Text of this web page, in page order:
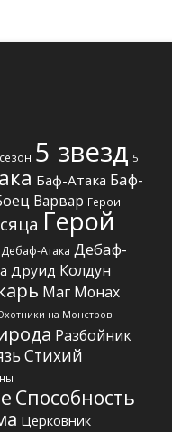
5 звезд 5
Баф-Атака Баф-
Варвар Герои
Герой
Дебаф-Атака Дебаф-
Друид Колдун
Маг Монах
на Монстров
Разбойник
Стихий
Способность
Церковник